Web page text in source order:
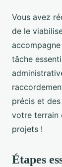
Vous avez
de le
tâche
précis et
votre terrain
projets !
Étapes